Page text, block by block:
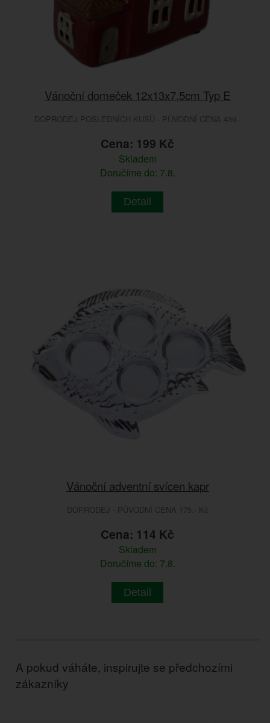
Vánoční domeček 12x13x7,5cm Typ E
DOPRODEJ POSLEDNÍCH KUSŮ - PŮVODNÍ CENA 439.-
Cena: 199 Kč
Skladem
Doručíme do: 7.8.
Detail
Vánoční adventní svícen kapr
DOPRODEJ - PŮVODNÍ CENA 175.- Kč
Cena: 114 Kč
Skladem
Doručíme do: 7.8.
Detail
A pokud váháte, inspirujte se předchozími
zákazníky